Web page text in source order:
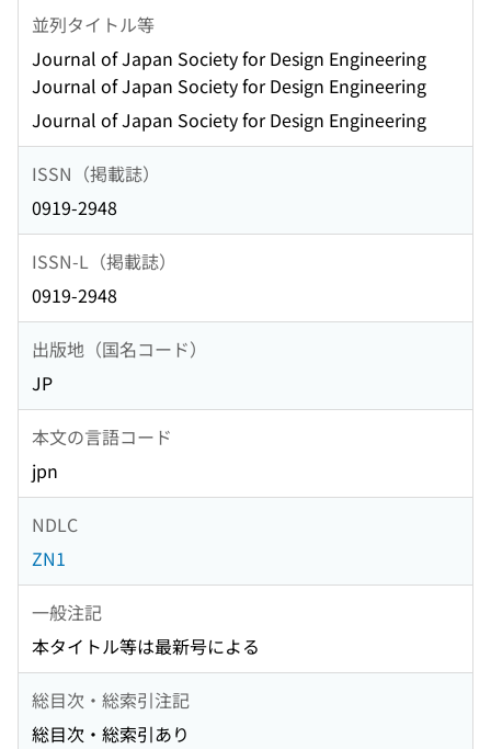
並列タイトル等
Journal of Japan Society for Design Engineering
Journal of Japan Society for Design Engineering
Journal of Japan Society for Design Engineering
ISSN（掲載誌）
0919-2948
ISSN-L（掲載誌）
0919-2948
出版地（国名コード）
JP
本文の言語コード
jpn
NDLC
ZN1
一般注記
本タイトル等は最新号による
総目次・総索引注記
総目次・総索引あり